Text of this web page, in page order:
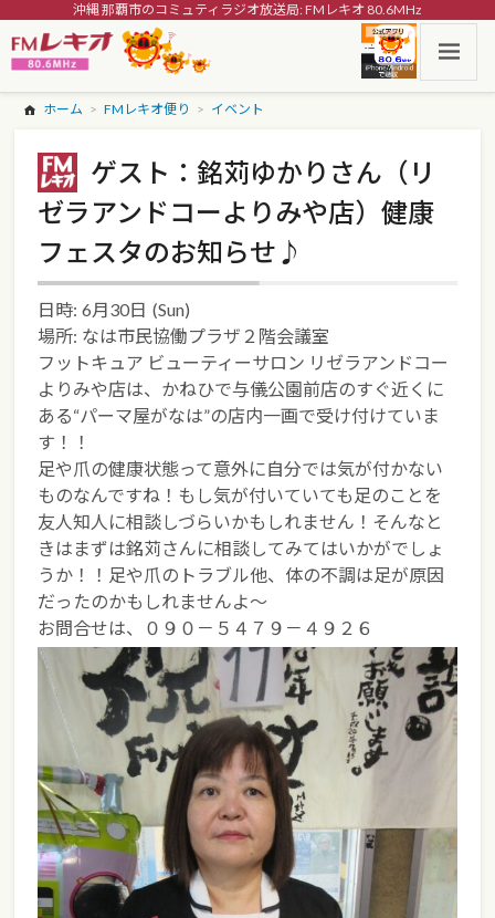
沖縄 那覇市のコミュティラジオ放送局: FMレキオ 80.6MHz
ホーム FMレキオ便り イベント
ゲスト：銘苅ゆかりさん（リ
ゼラアンドコーよりみや店）健康
フェスタのお知らせ♪
日時: 6月30日 (Sun)
場所: なは市民協働プラザ２階会議室
フットキュア ビューティーサロン リゼラアンドコー
よりみや店は、かねひで与儀公園前店のすぐ近くに
ある“パーマ屋がなは”の店内一画で受け付けていま
す！！
足や爪の健康状態って意外に自分では気が付かない
ものなんですね！もし気が付いていても足のことを
友人知人に相談しづらいかもしれません！そんなと
きはまずは銘苅さんに相談してみてはいかがでしょ
うか！！足や爪のトラブル他、体の不調は足が原因
だったのかもしれませんよ～
お問合せは、０９０－５４７９－４９２６